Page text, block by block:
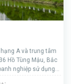
A và trung tâm
Hồ Tùng Mậu, Bắc
nghiệp sử dụng